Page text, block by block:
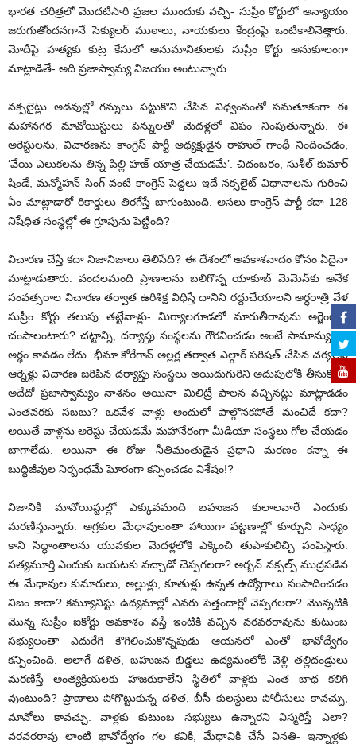
భారత చరిత్రలో మొదటిసారి ప్రజల ముందుకు వచ్చి- సుప్రీం కోర్టులో అన్యాయం
జరుగుతోందనగానే సెక్యులర్ ముఠాలు, నాయకులు కేంద్రంపై ఒంటికాలినెత్తారు.
మోదీపై హత్యకు కుట్ర కేసులో అనుమానితులకు సుప్రీం కోర్టు అనుకూలంగా
మాట్లాడితే- అది ప్రజాస్వామ్య విజయం అంటున్నారు.
నక్సలైట్లు అడవుల్లో గన్నులు పట్టుకొని చేసిన విధ్వంసంతో సమతూకంగా ఈ
మహానగర మావోయిస్టులు పెన్నులతో మెదళ్లలో విషం నింపుతున్నారు. ఈ
అరెస్టులను, విచారణను కాంగ్రెస్ పార్టీ అధ్యక్షుడైన రాహుల్ గాంధీ నిందించడం,
‘వేయి ఎలుకలను తిన్న పిల్లి హజ్ యాత్ర చేయడమే’. చిదంబరం, సుశీల్ కుమార్
షిండే, మన్మోహన్ సింగ్ వంటి కాంగ్రెస్ పెద్దలు ఇదే నక్సలైట్ విధానాలను గురించి
ఏం మాట్లాడారో రికార్డులు తిరగేస్తే బాగుంటుంది. అసలు కాంగ్రెస్ పార్టీ కదా 128
నిషేధిత సంస్థల్లో ఈ గ్రూపును పెట్టింది?
విచారణ చేస్తే కదా నిజానిజాలు తెలిసేది? ఈ దేశంలో అవకాశవాదం కోసం ఏదైనా
మాట్లాడుతారు. వందలమంది ప్రాణాలను బలిగొన్న యాకూబ్ మెమెన్‌కు అనేక
సంవత్సరాల విచారణ తర్వాత ఉరిశిక్ష విధిస్తే దానిని రద్దుచేయాలని అర్ధరాత్రి వేళ
సుప్రీం కోర్టు తలుపు తట్టేవాళ్లు- మిర్యాలగూడలో మారుతీరావును అర్జెంట్‌గా
చంపాలంటారు? చట్టాన్ని, దర్యాప్తు సంస్థలను గౌరవించడం అంటే సామాన్యులకు
అర్థం కావడం లేదు. భీమా కోరేగావ్ అల్లర్ల తర్వాత ఎల్గార్ పరిషత్ చేసిన చర్యలపై
ఆర్నెళ్లు విచారణ జరిపిన దర్యాప్తు సంస్థలు అయిదుగురిని అదుపులోకి తీసుకొంటే
అదేదో ప్రజాస్వామ్యం నాశనం అయినా మిలిట్రీ పాలన వచ్చినట్లు మాట్లాడడం
ఎంతవరకు సబబు? ఒకవేళ వాళ్లు అందులో పాల్గొనకపోతే మంచిదే కదా?
అయితే వాళ్లను అరెస్టు చేయడమే మహానేరంగా మీడియా సంస్థలు గోల చేయడం
బాగాలేదు. అయినా ఈ రోజు నీతిమంతుడైన ప్రధాని మరణం కన్నా ఈ
బుద్ధిజీవుల నిర్బంధమే ఘోరంగా కన్పించడం విశేషం!?
నిజానికి మావోయిస్టుల్లో ఎక్కువమంది బహుజన కులాలవారే ఎందుకు
మరణిస్తున్నారు. అగ్రకుల మేధావులంతా హాయిగా పట్టణాల్లో కూర్చుని సాధ్యం
కాని సిద్ధాంతాలను యువకుల మెదళ్లలోకి ఎక్కించి తుపాకులిచ్చి పంపిస్తారు.
సత్యమూర్తి ఎందుకు బయటకు వచ్చాడో చెప్పగలరా? అర్బన్ నక్సల్స్ ముద్రపడిన
ఈ మేధావుల కుమారులు, అల్లుళ్లు, కూతుళ్లు ఉన్నత ఉద్యోగాలు సంపాదించడం
నిజం కాదా? కమ్యూనిస్టు ఉద్యమాల్లో ఎవరు పెత్తందార్లో చెప్పగలరా? మొన్నటికి
మొన్న సుప్రీం ఐకోర్టు అవకాశం వస్తే ఇంటికి వచ్చిన వరవరరావును కుటుంబ
సభ్యులంతా ఎదురేగి కౌగిలించుకొన్నపుడు ఆయనలో ఎంతో భావోద్వేగం
కన్పించింది. అలాగే దళిత, బహుజన బిడ్డలు ఉద్యమంలోకి వెళ్లి తల్లిదండ్రులు
మరణిస్తే అంత్యక్రియలకు హాజరుకాలేని స్థితిలో వాళ్లకు ఎంత బాధ కలిగి
వుంటుంది? ప్రాణాలు పోగొట్టుకున్న దళిత, బీసీ కులస్థులు పోలీసులు కావచ్చు,
మావోలు కావచ్చు. వాళ్లకు కుటుంబ సభ్యులు ఉన్నారని విస్మరిస్తే ఎలా?
వరవరరావు లాంటి భావోద్వేగం గల కవికి, మేధావికి చేసే వినతి- ఇన్నాళ్లకు